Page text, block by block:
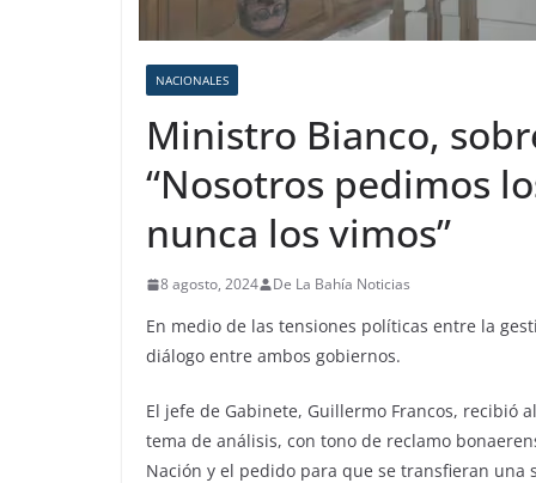
NACIONALES
Ministro Bianco,
“Nosotros pedimos
nunca los vimos”
8 agosto, 2024 De La Bahía Noticias
En medio de las tensiones políticas entre la
diálogo entre ambos gobiernos.
El jefe de Gabinete, Guillermo Francos, recibió
tema de análisis, con tono de reclamo
Nación y el pedido para que se transfieran